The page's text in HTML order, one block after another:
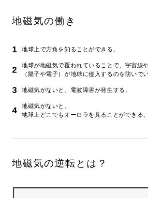
地磁気の働き
地球上で方角を知ることができる。
地球が地磁気で覆われていることで、宇宙線
（陽子や電子）が地球に侵入するのを防いで
地磁気がないと、電波障害が発生する。
地磁気がないと、
地球上どこでもオーロラを見ることができる。
地磁気の逆転とは？